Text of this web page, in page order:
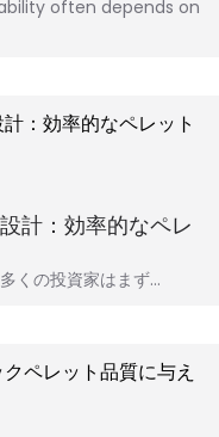
often depends on
計：効率的なペレ
くの投資家はまず…